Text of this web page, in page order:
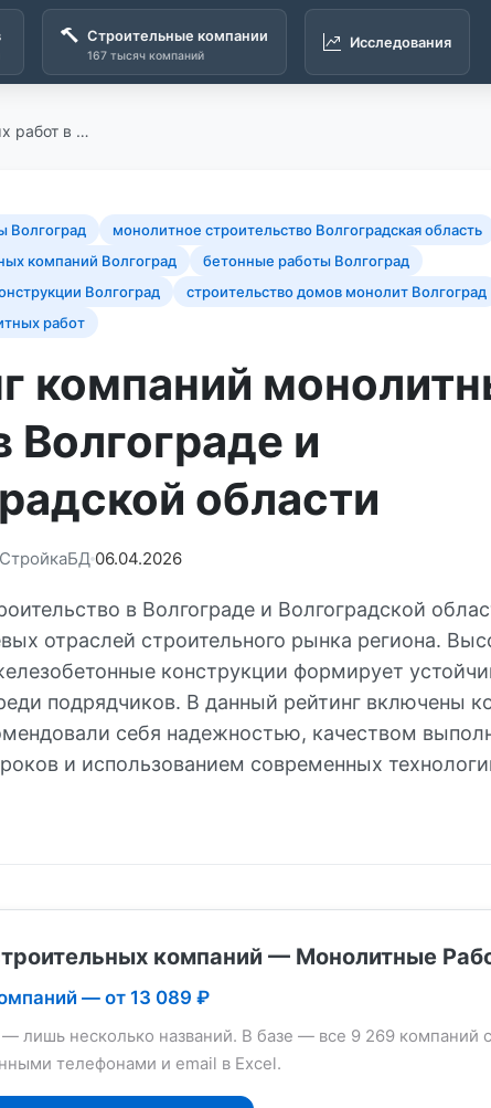
Строительные компании
167 тысяч компаний
Исследования
работ в …
Волгоград
монолитное строительство Волгоградская область
компаний Волгоград
бетонные работы Волгоград
Волгоград
строительство домов монолит Волгоград
работ
компаний
Волгограде и
области
06.04.2026
в Волгограде и Волгоградской
отраслей строительного рынка региона.
конструкции формирует
подрядчиков. В данный рейтинг включены
себя надежностью, качеством
и использованием современных
компаний — Монолитные
— от 13 089 ₽
— лишь несколько названий. В базе — все 9 269 компаний с
телефонами и email в Excel.